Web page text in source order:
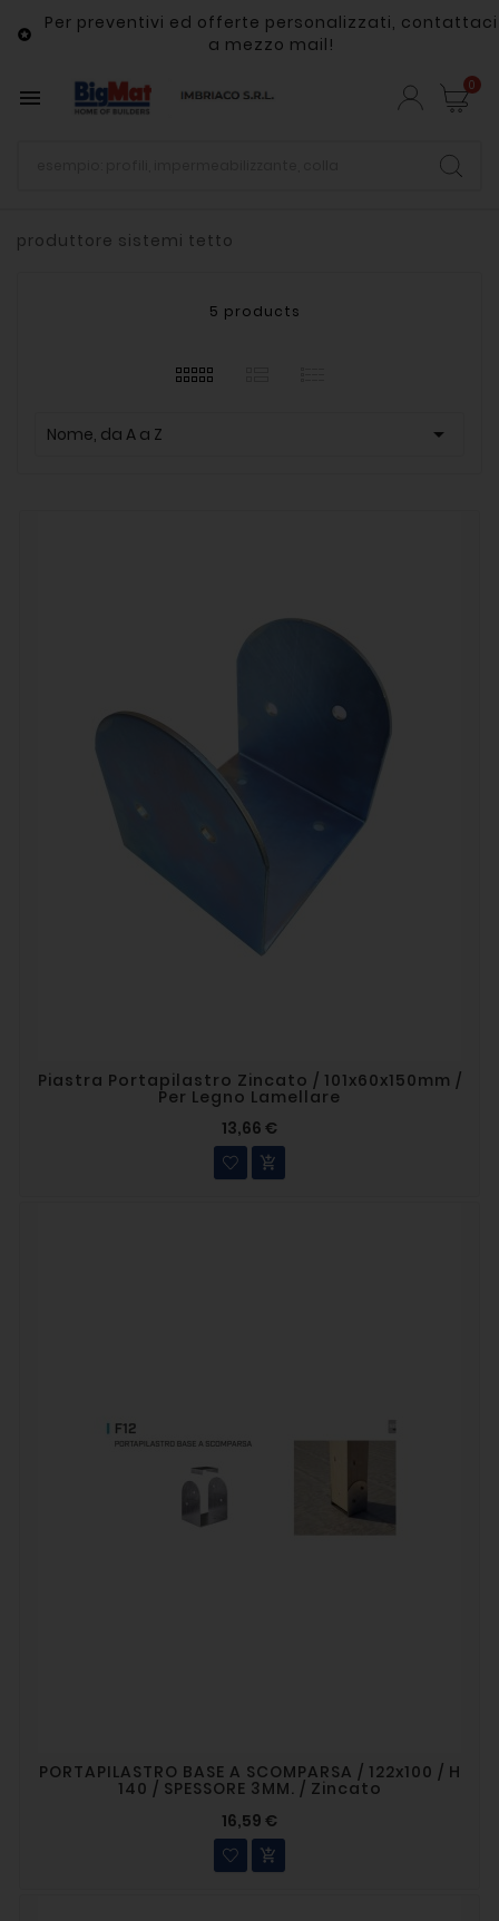

Per preventivi ed offerte personalizzati, contattaci
a mezzo mail!
 0
produttore sistemi tetto
5 products
Nome, da A a Z 
Piastra Portapilastro Zincato / 101x60x150mm /
Per Legno Lamellare
13,66 €

PORTAPILASTRO BASE A SCOMPARSA / 122x100 / H
140 / SPESSORE 3MM. / Zincato
16,59 €
